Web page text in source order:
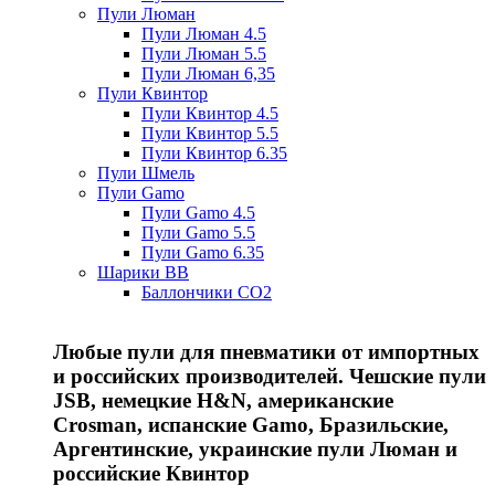
Пули Люман
Пули Люман 4.5
Пули Люман 5.5
Пули Люман 6,35
Пули Квинтор
Пули Квинтор 4.5
Пули Квинтор 5.5
Пули Квинтор 6.35
Пули Шмель
Пули Gamo
Пули Gamo 4.5
Пули Gamo 5.5
Пули Gamo 6.35
Шарики BB
Баллончики CO2
Любые пули для пневматики от импортных
и российских производителей. Чешские пули
JSB, немецкие H&N, американские
Crosman, испанские Gamo, Бразильские,
Аргентинские, украинские пули Люман и
российские Квинтор